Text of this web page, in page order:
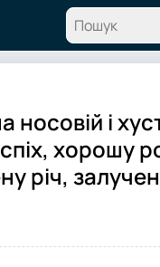
носовій і
хорошу
річ,